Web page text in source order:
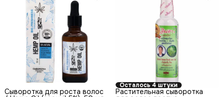
Сыворотка для роста волос
Осталось 4 штуки
Растительная сыворотка